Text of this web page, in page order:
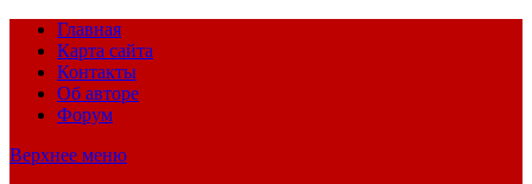
Главная
Карта сайта
Контакты
Об авторе
Форум
Верхнее меню